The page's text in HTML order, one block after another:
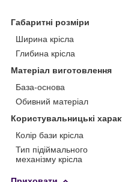
Габаритні розміри
Ширина крісла
Глибина крісла
Матеріал виготовлення
База-основа
Обивний матеріал
Користувальницькі
Колір бази крісла
Тип підіймального
механізму крісла